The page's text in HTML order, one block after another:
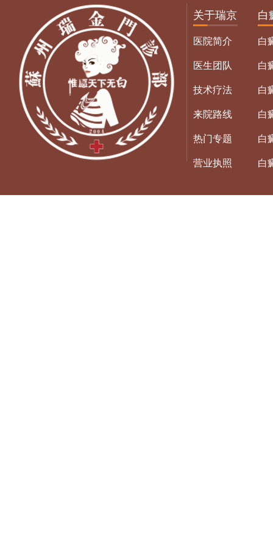
关于瑞京
医院简介
医生团队
技术疗法
来院路线
热门专题
营业执照
白
白
白
白
白
白
白